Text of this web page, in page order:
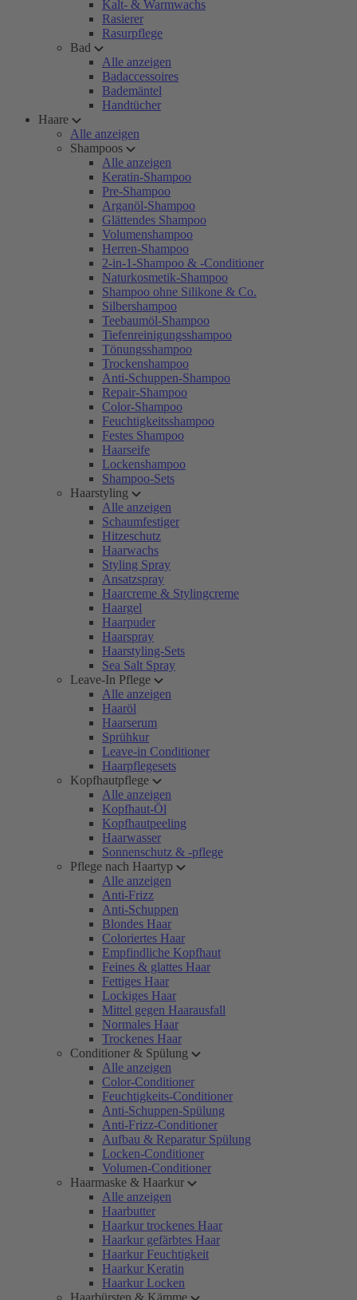
Kalt- & Warmwachs
Rasierer
Rasurpflege
Bad
Alle anzeigen
Badaccessoires
Bademäntel
Handtücher
Haare
Alle anzeigen
Shampoos
Alle anzeigen
Keratin-Shampoo
Pre-Shampoo
Arganöl-Shampoo
Glättendes Shampoo
Volumenshampoo
Herren-Shampoo
2-in-1-Shampoo & -Conditioner
Naturkosmetik-Shampoo
Shampoo ohne Silikone & Co.
Silbershampoo
Teebaumöl-Shampoo
Tiefenreinigungsshampoo
Tönungsshampoo
Trockenshampoo
Anti-Schuppen-Shampoo
Repair-Shampoo
Color-Shampoo
Feuchtigkeitsshampoo
Festes Shampoo
Haarseife
Lockenshampoo
Shampoo-Sets
Haarstyling
Alle anzeigen
Schaumfestiger
Hitzeschutz
Haarwachs
Styling Spray
Ansatzspray
Haarcreme & Stylingcreme
Haargel
Haarpuder
Haarspray
Haarstyling-Sets
Sea Salt Spray
Leave-In Pflege
Alle anzeigen
Haaröl
Haarserum
Sprühkur
Leave-in Conditioner
Haarpflegesets
Kopfhautpflege
Alle anzeigen
Kopfhaut-Öl
Kopfhautpeeling
Haarwasser
Sonnenschutz & -pflege
Pflege nach Haartyp
Alle anzeigen
Anti-Frizz
Anti-Schuppen
Blondes Haar
Coloriertes Haar
Empfindliche Kopfhaut
Feines & glattes Haar
Fettiges Haar
Lockiges Haar
Mittel gegen Haarausfall
Normales Haar
Trockenes Haar
Conditioner & Spülung
Alle anzeigen
Color-Conditioner
Feuchtigkeits-Conditioner
Anti-Schuppen-Spülung
Anti-Frizz-Conditioner
Aufbau & Reparatur Spülung
Locken-Conditioner
Volumen-Conditioner
Haarmaske & Haarkur
Alle anzeigen
Haarbutter
Haarkur trockenes Haar
Haarkur gefärbtes Haar
Haarkur Feuchtigkeit
Haarkur Keratin
Haarkur Locken
Haarbürsten & Kämme